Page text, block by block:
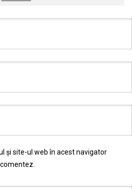
și site-ul web în acest navigator